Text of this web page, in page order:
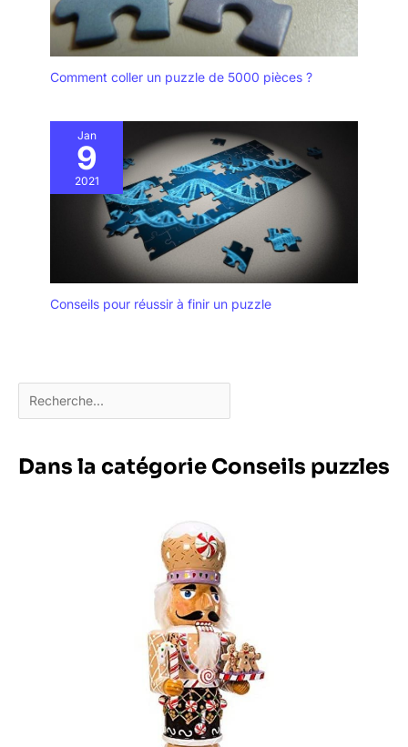
Comment coller un puzzle de 5000 pièces ?
Jan
9
2021
Conseils pour réussir à finir un puzzle
Dans la catégorie Conseils puzzles